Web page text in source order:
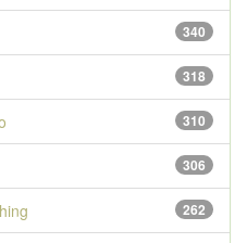
340
318
310
306
262